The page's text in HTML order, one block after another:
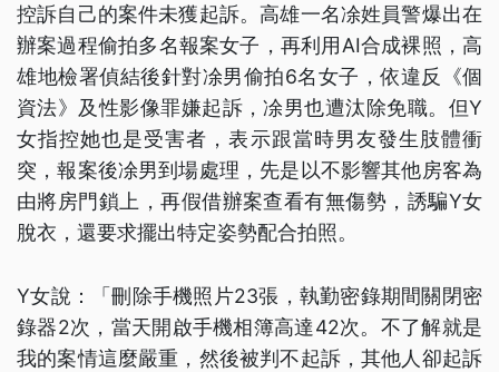
控訴自己的案件未獲起訴。高雄一名凃姓員警爆出在
辦案過程偷拍多名報案女子，再利用AI合成裸照，高
雄地檢署偵結後針對凃男偷拍6名女子，依違反《個
資法》及性影像罪嫌起訴，凃男也遭汰除免職。但Y
女指控她也是受害者，表示跟當時男友發生肢體衝
突，報案後凃男到場處理，先是以不影響其他房客為
由將房門鎖上，再假借辦案查看有無傷勢，誘騙Y女
脫衣，還要求擺出特定姿勢配合拍照。
Y女說：「刪除手機照片23張，執勤密錄期間關閉密
錄器2次，當天開啟手機相簿高達42次。不了解就是
我的案情這麼嚴重，然後被判不起訴，其他人卻起訴